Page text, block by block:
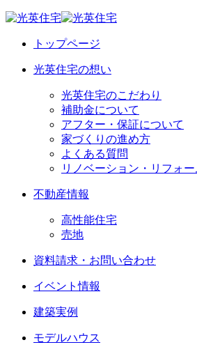
トップページ
光英住宅の想い
光英住宅のこだわり
補助金について
アフター・保証について
家づくりの進め方
よくある質問
リノベーション・リフォー
不動産情報
高性能住宅
売地
資料請求・お問い合わせ
イベント情報
建築実例
モデルハウス